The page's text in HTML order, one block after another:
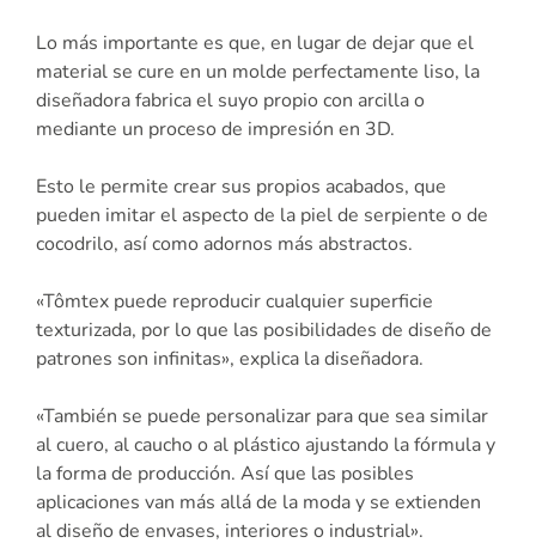
Lo más importante es que, en lugar de dejar que el
material se cure en un molde perfectamente liso, la
diseñadora fabrica el suyo propio con arcilla o
mediante un proceso de impresión en 3D.
Esto le permite crear sus propios acabados, que
pueden imitar el aspecto de la piel de serpiente o de
cocodrilo, así como adornos más abstractos.
«Tômtex puede reproducir cualquier superficie
texturizada, por lo que las posibilidades de diseño de
patrones son infinitas», explica la diseñadora.
«También se puede personalizar para que sea similar
al cuero, al caucho o al plástico ajustando la fórmula y
la forma de producción. Así que las posibles
aplicaciones van más allá de la moda y se extienden
al diseño de envases, interiores o industrial».